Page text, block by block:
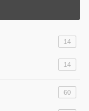
14
14
60